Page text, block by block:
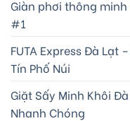
Giàn phơi thông
#1
FUTA Express Đà Lạt
Tín Phố Núi
Giặt Sấy Minh Khôi
Nhanh Chóng